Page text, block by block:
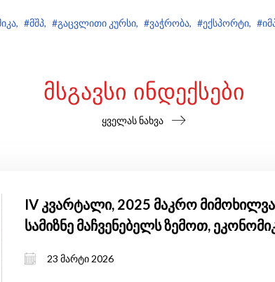
#მშპ, #გაცვლითი კურსი, #ვაჭრობა, #ექსპორტი,
ᲛᲡᲒᲐᲕᲡᲘ ᲘᲜᲓᲔᲥᲡᲔᲑᲘ
ყველას ნახვა
IV კვარტალი, 2025 მაკრო
სამიზნე მაჩვენებელს ზემოთ,
23 მარტი 2026